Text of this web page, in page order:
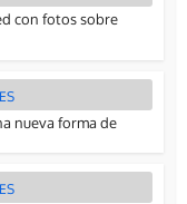
con fotos sobre
nueva forma de